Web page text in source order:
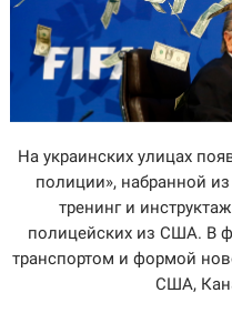
На украинских улицах
полиции», набранной
тренинг и
полицейских из США. В
транспортом и формой
США,